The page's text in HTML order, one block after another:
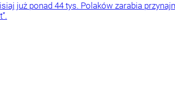
już ponad 44 tys. Polaków zarabia